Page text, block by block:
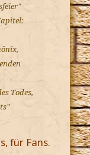
Todes,
für Fans.